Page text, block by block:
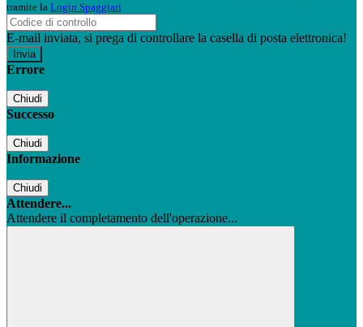
tramite la Login Spaggiari
E-mail inviata, si prega di controllare la casella di posta elettronica!
Errore
Chiudi
Successo
Chiudi
Informazione
Chiudi
Attendere...
Attendere il completamento dell'operazione...